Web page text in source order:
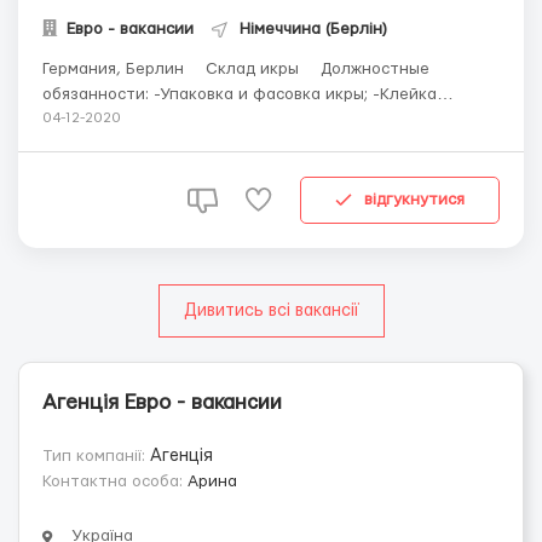
Евро - вакансии Німеччина (Берлін)
Германия, Берлин ⠀ Склад икры ⠀ Должностные
обязанности: -Упаковка и фасовка икры; -Клейка
стикеров; -Подготовка продукции к отправке. ⠀ График:
среднем 1900-2100 евро в месяц. ▫️Е...
04-12-2020
відгукнутися
Дивитись всі вакансії
Агенція Евро - вакансии
Тип компанії: Агенція
Контактна особа: Арина
Україна